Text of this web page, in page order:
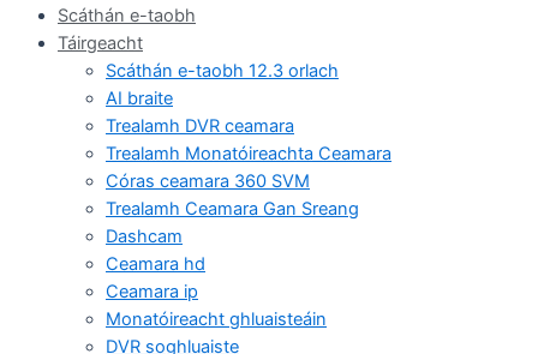
Scáthán e-taobh
Táirgeacht
Scáthán e-taobh 12.3 orlach
AI braite
Trealamh DVR ceamara
Trealamh Monatóireachta Ceamara
Córas ceamara 360 SVM
Trealamh Ceamara Gan Sreang
Dashcam
Ceamara hd
Ceamara ip
Monatóireacht ghluaisteáin
DVR soghluaiste